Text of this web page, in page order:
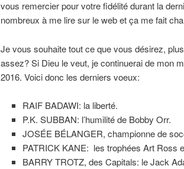
vous remercier pour votre fidélité durant la
nombreux à me lire sur le web et ça me fait
Je vous souhaite tout ce que vous désirez,
assez? Si Dieu le veut, je continuerai de mon
2016. Voici donc les derniers voeux:
RAIF BADAWI: la liberté.
P.K. SUBBAN: l’humilité de Bobby Orr.
JOSÉE BÉLANGER, championne de
PATRICK KANE: les trophées Art Ross
BARRY TROTZ, des Capitals: le Jack